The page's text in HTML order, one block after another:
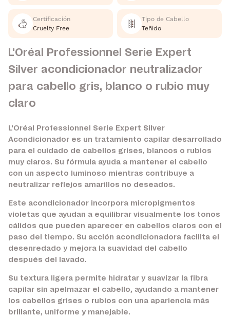
Certificación
Cruelty Free
Tipo de Cabello
Teñido
L'Oréal Professionnel Serie Expert
Silver acondicionador neutralizador
para cabello gris, blanco o rubio muy
claro
L'Oréal Professionnel Serie Expert Silver
Acondicionador es un tratamiento capilar desarrollado
para el cuidado de cabellos grises, blancos o rubios
muy claros. Su fórmula ayuda a mantener el cabello
con un aspecto luminoso mientras contribuye a
neutralizar reflejos amarillos no deseados.
Este acondicionador incorpora micropigmentos
violetas que ayudan a equilibrar visualmente los tonos
cálidos que pueden aparecer en cabellos claros con el
paso del tiempo. Su acción acondicionadora facilita el
desenredado y mejora la suavidad del cabello
después del lavado.
Su textura ligera permite hidratar y suavizar la fibra
capilar sin apelmazar el cabello, ayudando a mantener
los cabellos grises o rubios con una apariencia más
brillante, uniforme y manejable.